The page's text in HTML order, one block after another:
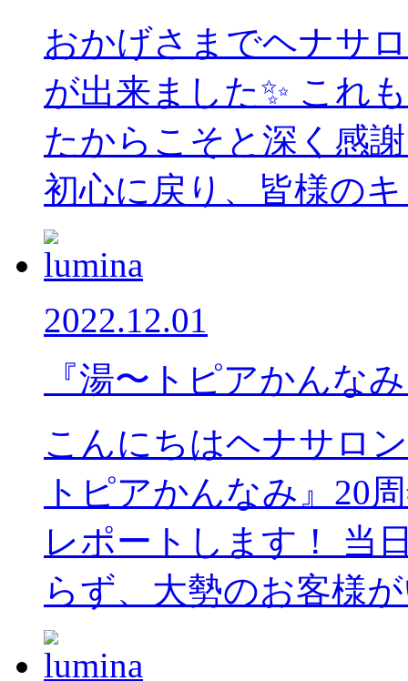
おかげさまでヘナサ
が出来ました✨ これ
たからこそと深く感
初心に戻り、皆様の
2022.12.01
『湯〜トピアかんな
こんにちはヘナサロ
トピアかんなみ』20
レポートします！ 当
らず、大勢のお客様